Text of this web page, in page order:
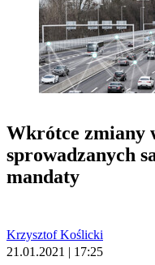
Wkrótce zmiany
sprowadzanych
mandaty
Krzysztof Koślicki
21.01.2021 | 17:25